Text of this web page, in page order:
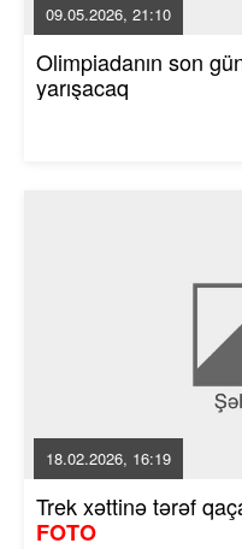
09.05.2026, 21:10
Olimpiadanın son
yarışacaq
18.02.2026, 16:19
Trek xəttinə tərəf
FOTO